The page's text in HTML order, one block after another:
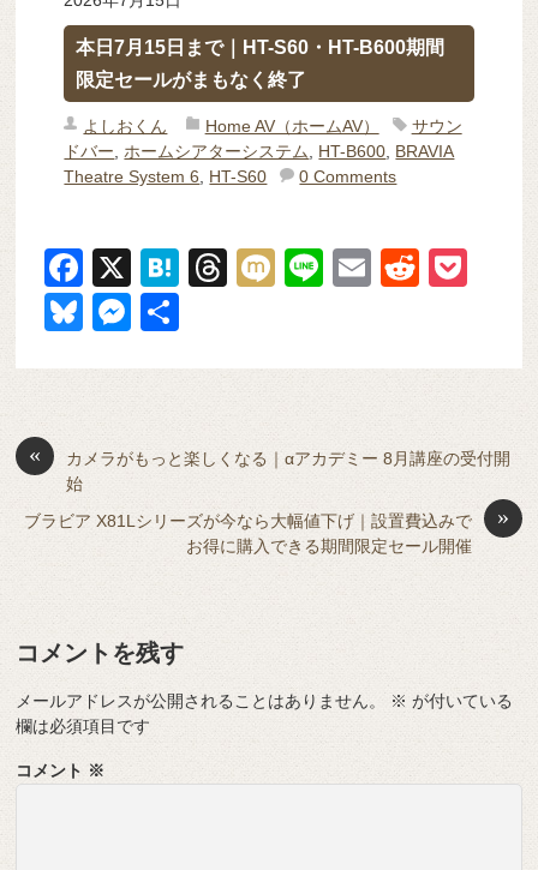
本日7月15日まで｜HT-S60・HT-B600期間
限定セールがまもなく終了
よしおくん Home AV（ホームAV）
サウン
ドバー,ホームシアターシステム, HT-B600, BRAVIA
Theatre System 6, HT-S60 0 Comments
F
a
c
e
b
o
k
X
H
n
a
T
a
s
M
Li
E
R
di et
Bl
y
M
n
g
er
«
カメラがもっと楽しくなる｜αアカデミー 8月講座の受付開
始
»
ブラビア X81Lシリーズが今なら大幅値下げ｜設置費込みで
お得に購入できる期間限定セール開催
コメントを残す
メールアドレスが公開されることはありません。 ※ が付いている
欄は必須項目です
コメント ※